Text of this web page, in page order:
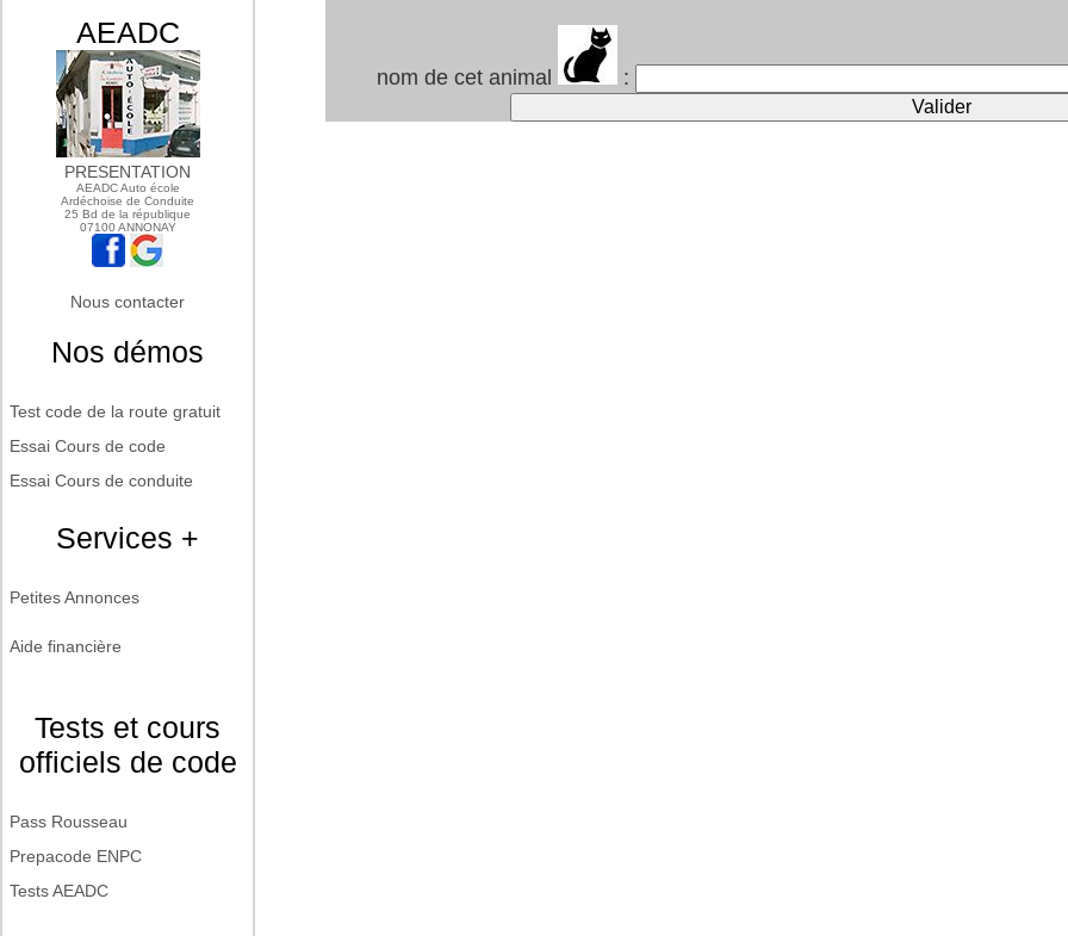
AEADC
PRESENTATION
AEADC Auto école
Ardéchoise de Conduite
25 Bd de la république
07100 ANNONAY
Nous contacter
Nos démos
Test code de la route gratuit
Essai Cours de code
Essai Cours de conduite
Services +
Petites Annonces
Aide financière
Tests et cours
officiels de code
Pass Rousseau
Prepacode ENPC
Tests AEADC
nom de cet animal :